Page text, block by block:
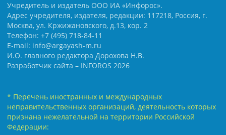
Учредитель и издатель ООО ИА «Инфорос».
Адрес учредителя, издателя, редакции: 117218, Россия, г.
Москва, ул. Кржижановского, д.13, кор. 2
Телефон: +7 (495) 718-84-11
E-mail: info@argayash-m.ru
И.О. главного редактора Дорохова Н.В.
Разработчик сайта – INFOROS 2026
* Перечень иностранных и международных
неправительственных организаций, деятельность которых
признана нежелательной на территории Российской
Федерации: